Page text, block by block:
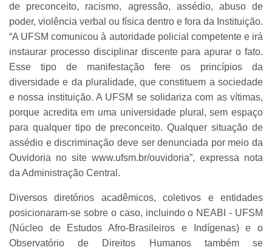
de preconceito, racismo, agressão, assédio, abuso de
poder, violência verbal ou física dentro e fora da Instituição.
“A UFSM comunicou à autoridade policial competente e irá
instaurar processo disciplinar discente para apurar o fato.
Esse tipo de manifestação fere os princípios da
diversidade e da pluralidade, que constituem a sociedade
e nossa instituição. A UFSM se solidariza com as vítimas,
porque acredita em uma universidade plural, sem espaço
para qualquer tipo de preconceito. Qualquer situação de
assédio e discriminação deve ser denunciada por meio da
Ouvidoria no site www.ufsm.br/ouvidoria”, expressa nota
da Administração Central.
Diversos diretórios acadêmicos, coletivos e entidades
posicionaram-se sobre o caso, incluindo o NEABI - UFSM
(Núcleo de Estudos Afro-Brasileiros e Indígenas) e o
Observatório de Direitos Humanos também se